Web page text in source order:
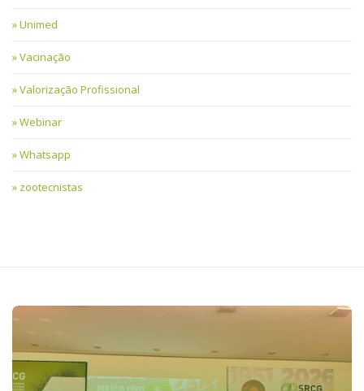
Unimed
Vacinação
Valorização Profissional
Webinar
Whatsapp
zootecnistas